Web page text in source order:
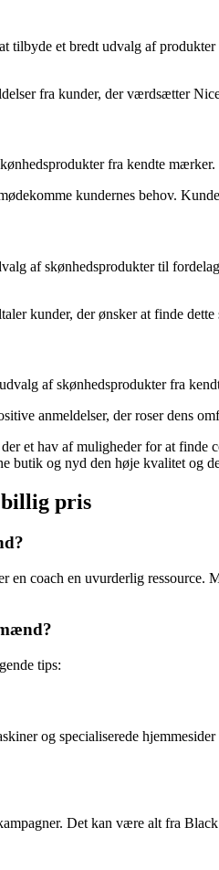
tilbyde et bredt udvalg af
fra kunder, der værdsætter
fra kendte
kundernes behov.
af skønhedsprodukter til
kunder, der ønsker at finde
af skønhedsprodukter fra
anmeldelser, der roser dens
et hav af muligheder for at
butik og nyd den høje kvalitet og
billig pris
coach en uvurderlig
tips:
og specialiserede
Det kan være alt fra